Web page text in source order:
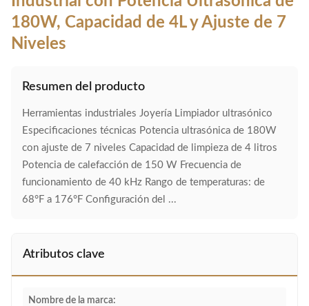
180W, Capacidad de 4L y Ajuste de 7
Niveles
Resumen del producto
Herramientas industriales Joyería Limpiador ultrasónico
Especificaciones técnicas Potencia ultrasónica de 180W
con ajuste de 7 niveles Capacidad de limpieza de 4 litros
Potencia de calefacción de 150 W Frecuencia de
funcionamiento de 40 kHz Rango de temperaturas: de
68°F a 176°F Configuración del ...
Atributos clave
Nombre de la marca: